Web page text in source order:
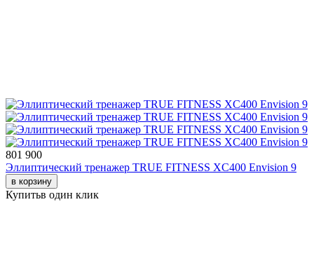
801 900
Эллиптический тренажер TRUE FITNESS XС400 Envision 9
в корзину
Купитьв один клик